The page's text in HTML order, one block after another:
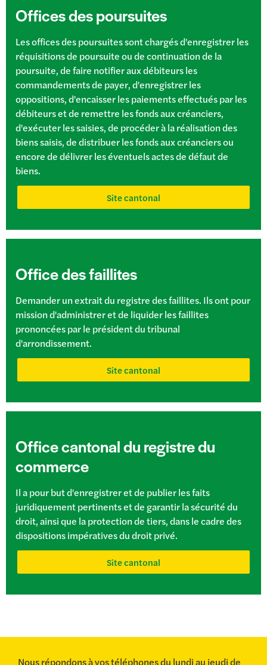
Offices des poursuites
Les offices des poursuites sont chargés d'enregistrer les
réquisitions de poursuite ou de continuation de la
poursuite, de faire notifier aux débiteurs les
commandements de payer, d'enregistrer les
oppositions, d'encaisser les paiements effectués par les
débiteurs et de remettre les fonds aux créanciers,
d'exécuter les saisies, de procéder à la réalisation des
biens saisis, de distribuer les fonds aux créanciers ou
encore de délivrer les éventuels actes de défaut de
biens.
Site cantonal
Office des faillites
Demander un extrait du registre des faillites. Ils ont pour
mission d'administrer et de liquider les faillites
prononcées par le président du tribunal
d'arrondissement.
Site cantonal
Office cantonal du registre du
commerce
Il a pour but d'enregistrer et de publier les faits
juridiquement pertinents et de garantir la sécurité du
droit, ainsi que la protection de tiers, dans le cadre des
dispositions impératives du droit privé.
Site cantonal
Nous répondons à vos téléphones du lundi au jeudi de